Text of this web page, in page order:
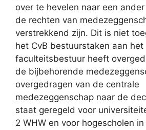
over te hevelen naar een
de rechten van
verstrekkend zijn. Dit is niet
het CvB bestuurstaken aan het
faculteitsbestuur heeft
de bijbehorende
overgedragen van de centrale
medezeggenschap naar de
staat geregeld voor
2 WHW en voor hogescholen